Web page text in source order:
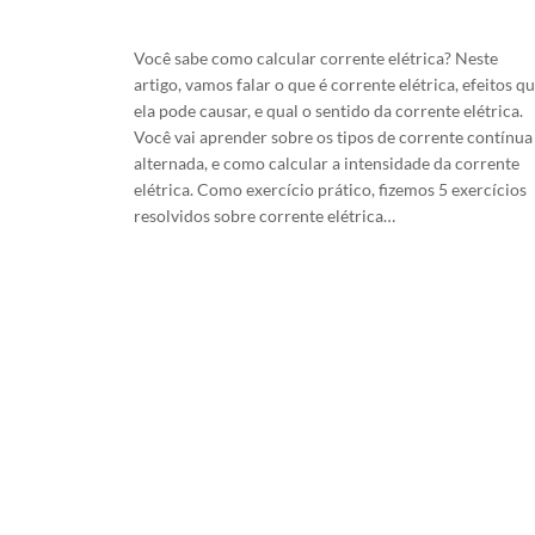
Você sabe como calcular corrente elétrica? Neste
artigo, vamos falar o que é corrente elétrica, efeitos
ela pode causar, e qual o sentido da corrente elétrica.
Você vai aprender sobre os tipos de corrente contínua
alternada, e como calcular a intensidade da corrente
elétrica. Como exercício prático, fizemos 5 exercícios
resolvidos sobre corrente elétrica…